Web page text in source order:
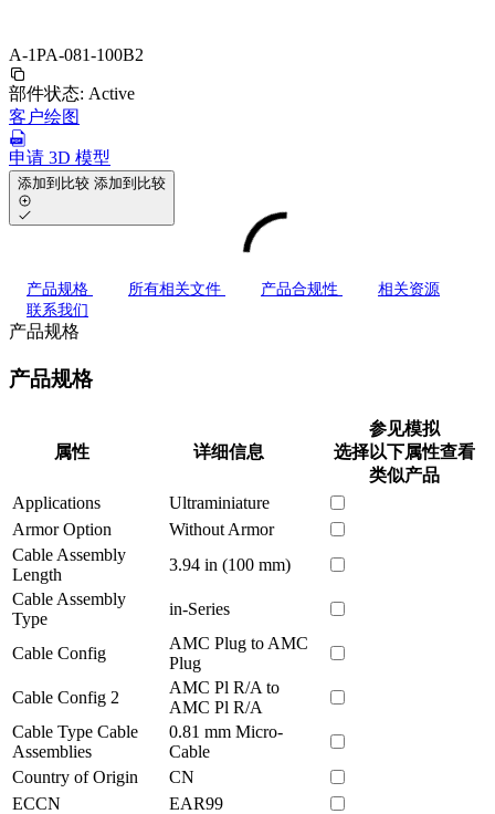
A-1PA-081-100B2
部件状态: Active
客户绘图
申请 3D 模型
添加到比较 添加到比较
产品规格 所有相关文件 产品合规性
相关资源
联系我们
产品规格
产品规格
属性 详细信息
参见模拟
选择以下属性查看
类似产品
Applications
Ultraminiature
Armor Option
Without Armor
Cable Assembly
Length
3.94 in (100 mm)
Cable Assembly
Type
in-Series
Cable Config
AMC Plug to AMC
Plug
Cable Config 2
AMC Pl R/A to
AMC Pl R/A
Cable Type Cable
Assemblies
0.81 mm Micro-
Cable
Country of Origin
CN
ECCN
EAR99